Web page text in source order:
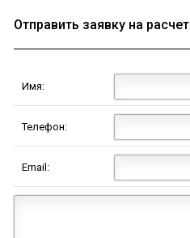
Отправить заявку на расчет
Имя:
Телефон:
Email: